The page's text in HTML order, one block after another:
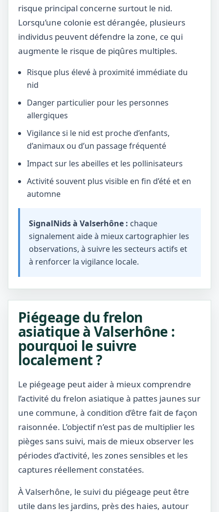
risque principal concerne surtout le nid.
Lorsqu’une colonie est dérangée, plusieurs
individus peuvent défendre la zone, ce qui
augmente le risque de piqûres multiples.
Risque plus élevé à proximité immédiate du
nid
Danger particulier pour les personnes
allergiques
Vigilance si le nid est proche d’enfants,
d’animaux ou d’un passage fréquenté
Impact sur les abeilles et les pollinisateurs
Activité souvent plus visible en fin d’été et en
automne
SignalNids à Valserhône : chaque
signalement aide à mieux cartographier les
observations, à suivre les secteurs actifs et
à renforcer la vigilance locale.
Piégeage du frelon
asiatique à Valserhône :
pourquoi le suivre
localement ?
Le piégeage peut aider à mieux comprendre
l’activité du frelon asiatique à pattes jaunes sur
une commune, à condition d’être fait de façon
raisonnée. L’objectif n’est pas de multiplier les
pièges sans suivi, mais de mieux observer les
périodes d’activité, les zones sensibles et les
captures réellement constatées.
À Valserhône, le suivi du piégeage peut être
utile dans les jardins, près des haies, autour